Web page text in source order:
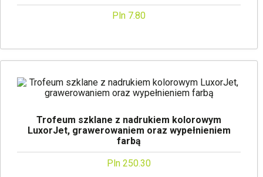
Pln 7.80
Trofeum szklane z nadrukiem kolorowym
LuxorJet, grawerowaniem oraz wypełnieniem
farbą
Pln 250.30